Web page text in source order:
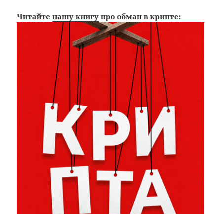
Читайтенашу книгу про обман в крипте: